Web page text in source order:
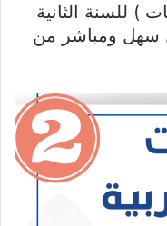
) للسنة الثانية
سهل ومباشر من